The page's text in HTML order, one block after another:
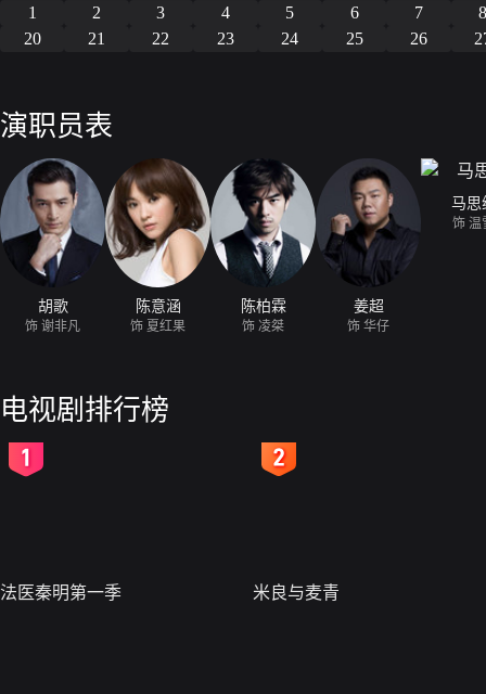
1 2 3 4 5 6 7
20
21 22 23 24 25 26
演职员表
胡歌
饰 谢非凡
陈意涵
饰 夏红果
陈柏霖
饰 凌桀
姜超
饰 华仔
马思
饰 温
电视剧排行榜
法医秦明第一季 米良与麦青